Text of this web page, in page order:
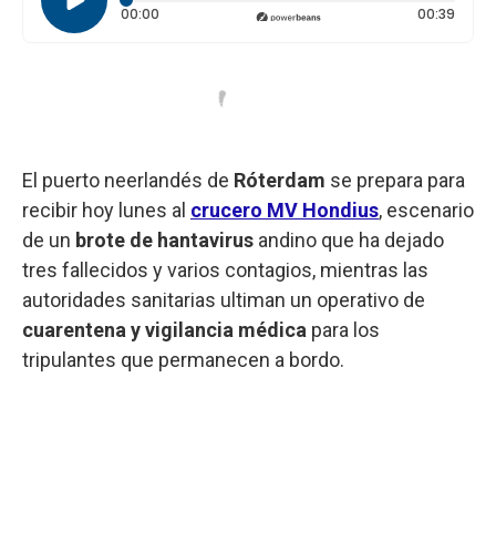
00:00 Tiempo transcurrido: 0 segundos 00:39
El puerto neerlandés de Róterdam se prepara para
recibir hoy lunes al crucero MV Hondius, escenario
de un brote de hantavirus andino que ha dejado
tres fallecidos y varios contagios, mientras las
autoridades sanitarias ultiman un operativo de
cuarentena y vigilancia médica para los
tripulantes que permanecen a bordo.